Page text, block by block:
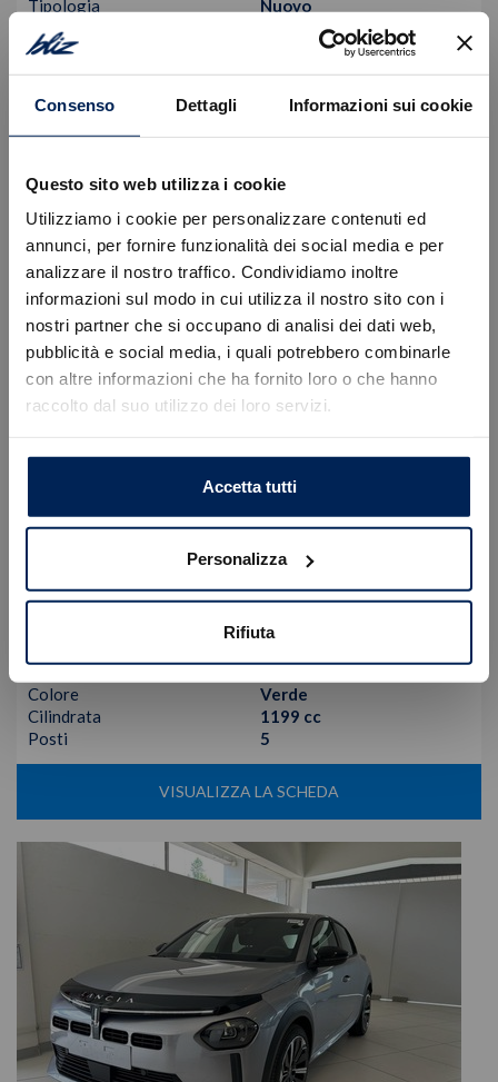
Consenso Dettagli Informazioni sui cookie
Questo sito web utilizza i cookie
Utilizziamo i cookie per personalizzare contenuti ed
annunci, per fornire funzionalità dei social media e per
analizzare il nostro traffico. Condividiamo inoltre
informazioni sul modo in cui utilizza il nostro sito con i
nostri partner che si occupano di analisi dei dati web,
pubblicità e social media, i quali potrebbero combinarle
con altre informazioni che ha fornito loro o che hanno
raccolto dal suo utilizzo dei loro servizi.
Accetta tutti
Personalizza
Rifiuta
Tipologia
Nuovo
Alimentazione
Elettrica
Cambio
Automatico
VISUALIZZA LA SCHEDA
LanciaYpsilon
19.150€
Nuovo
Cambio
Manuale
Colore
Verde
Cilindrata
1199 cc
Posti
5
VISUALIZZA LA SCHEDA
Errore
Caricamento veicoli non riuscito